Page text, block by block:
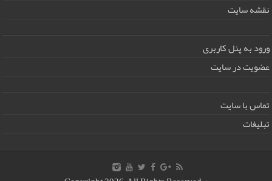
نقشه سایت
ورود به پنل کاربری
عضویت در سایت
تماس با سایت
تبلیغات